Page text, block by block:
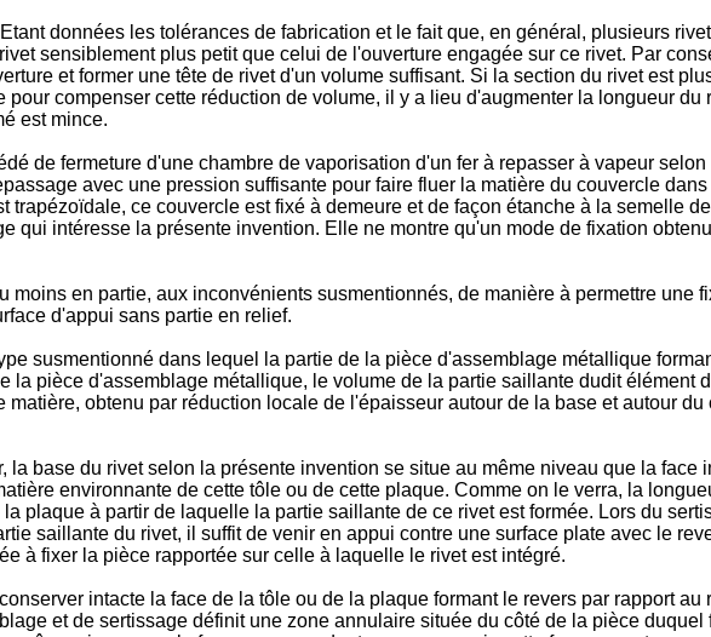
données les tolérances de fabrication et le fait que, en général, plusieurs
sensiblement plus petit que celui de l'ouverture engagée sur ce rivet. Par
et former une tête de rivet d'un volume suffisant. Si la section du rivet est
compenser cette réduction de volume, il y a lieu d'augmenter la longueur
est mince.
de fermeture d'une chambre de vaporisation d'un fer à repasser à vapeur
avec une pression suffisante pour faire fluer la matière du couvercle
ce couvercle est fixé à demeure et de façon étanche à la semelle
qui intéresse la présente invention. Elle ne montre qu'un mode de fixation
moins en partie, aux inconvénients susmentionnés, de manière à permettre une
d'appui sans partie en relief.
susmentionné dans lequel la partie de la pièce d'assemblage métallique
la pièce d'assemblage métallique, le volume de la partie saillante dudit élément
obtenu par réduction locale de l'épaisseur autour de la base et autour
la base du rivet selon la présente invention se situe au même niveau que la face
environnante de cette tôle ou de cette plaque. Comme on le verra, la
plaque à partir de laquelle la partie saillante de ce rivet est formée. Lors du
saillante du rivet, il suffit de venir en appui contre une surface plate avec le
à fixer la pièce rapportée sur celle à laquelle le rivet est intégré.
intacte la face de la tôle ou de la plaque formant le revers par rapport
et de sertissage définit une zone annulaire située du côté de la pièce